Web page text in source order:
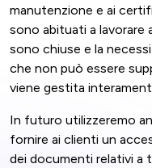
manutenzione e ai
sono abituati a lavorare
sono chiuse e la
che non può essere
viene gestita
In futuro utilizzeremo
fornire ai clienti un
dei documenti relativi a